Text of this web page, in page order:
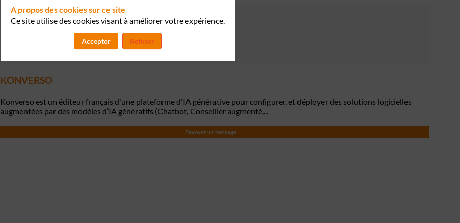
KONVERSO
Konverso est un éditeur français d'une plateforme d'IA générative pour configurer, et déployer des solutions logicielles
augmentées par des modèles d’IA génératifs (Chatbot, Conseiller augmenté,...
Envoyer un message
A propos des cookies sur ce site
Ce site utilise des cookies visant à améliorer votre expérience.
Accepter Refuser